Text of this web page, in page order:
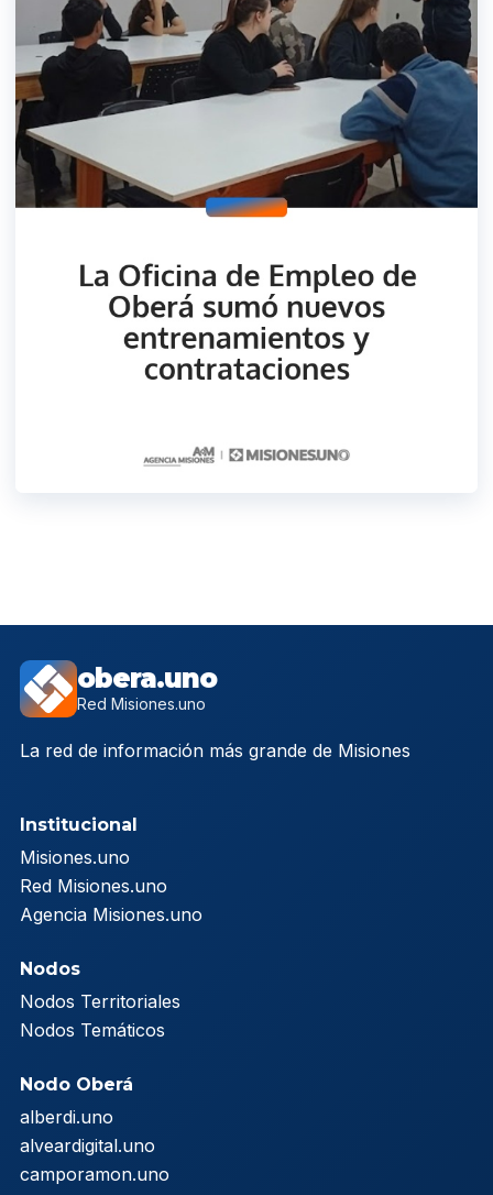
obera.uno
Red Misiones.uno
La red de información más grande de Misiones
Institucional
Misiones.uno
Red Misiones.uno
Agencia Misiones.uno
Nodos
Nodos Territoriales
Nodos Temáticos
Nodo Oberá
alberdi.uno
alveardigital.uno
camporamon.uno